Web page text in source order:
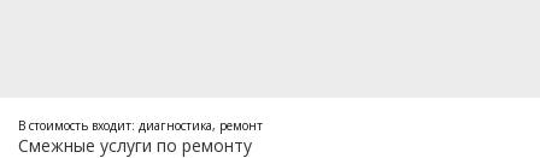
В стоимость входит: диагностика, ремонт
Смежные услуги по ремонту